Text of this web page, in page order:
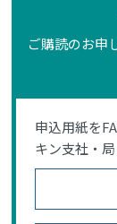
ご購読のお申
申込用紙を
キン支社・